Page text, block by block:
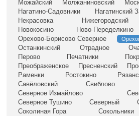
Можайский
Молжаниновский
Нагатино-Садовники
Нагатинский
Некрасовка
Нижегородский
Новокосино
Ново-Переделкино
Орехово-Борисово Северное
Останкинский Отрадное
Перово
Печатники
Преображенское
Пресненский
Раменки
Ростокино
Савёловский
Свиблово
Северное Измайлово
Северное Тушино
Северный
Соколиная Гора
Сокольники